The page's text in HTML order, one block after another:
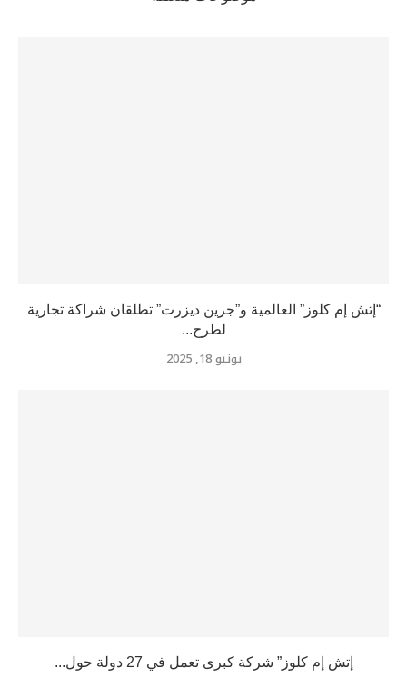
“إتش إم كلوز” العالمية و”جرين ديزرت” تطلقان شراكة تجارية
لطرح...
يونيو 18, 2025
إتش إم كلوز” شركة كبرى تعمل في 27 دولة حول...